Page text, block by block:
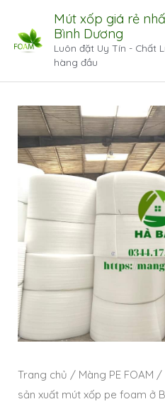
Mút xốp giá rẻ
Bình Dương
Luôn đặt Uy Tín - Chất
hàng đầu
Trang chủ / Màng PE FOAM /
sản xuất mút xốp pe foam ở